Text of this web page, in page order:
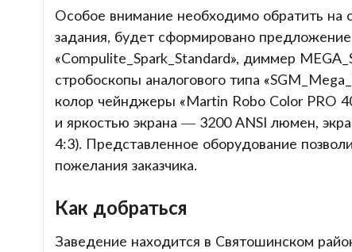
Особое внимание необходимо обратить на
задания, будет сформировано
«Compulite_Spark_Standard», диммер
стробоскопы аналогового типа
колор чейнджеры «Martin Robo Color PRO
и яркостью экрана — 3200 ANSI люмен,
4:3). Представленное оборудование
пожелания заказчика.
Как добраться
Заведение находится в Святошинском